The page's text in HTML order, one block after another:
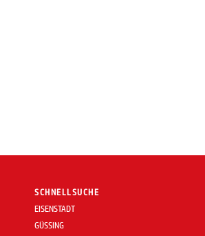
SCHNELLSUCHE
EISENSTADT
GÜSSING